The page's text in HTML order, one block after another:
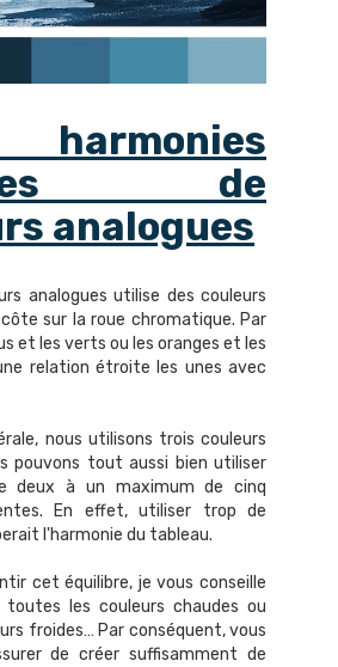
de
analogues
analogues utilise des couleurs
sur la roue chromatique. Par
et les verts ou les oranges et les
relation étroite les unes avec
nous utilisons trois couleurs
pouvons tout aussi bien utiliser
deux à un maximum de cinq
En effet, utiliser trop de
l'harmonie du tableau.
cet équilibre, je vous conseille
toutes les couleurs chaudes ou
froides… Par conséquent, vous
de créer suffisamment de